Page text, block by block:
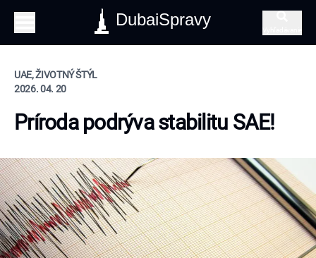
DubaiSpravy
UAE, ŽIVOTNÝ ŠTÝL
2026. 04. 20
Príroda podrýva stabilitu SAE!